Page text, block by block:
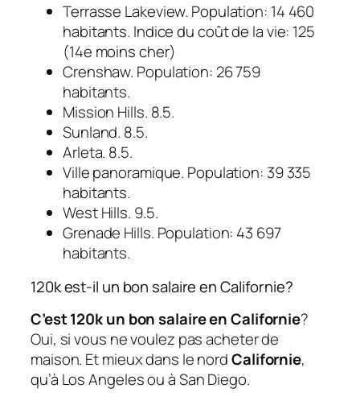
Terrasse Lakeview. Population: 14 460
habitants. Indice du coût de la vie: 125
(14e moins cher)
Crenshaw. Population: 26 759
habitants.
Mission Hills. 8.5.
Sunland. 8.5.
Arleta. 8.5.
Ville panoramique. Population: 39 335
habitants.
West Hills. 9.5.
Grenade Hills. Population: 43 697
habitants.
120k est-il un bon salaire en Californie?
C’est 120k un bon salaire en Californie?
Oui, si vous ne voulez pas acheter de
maison. Et mieux dans le nordCalifornie,
qu’à Los Angeles ou à San Diego.